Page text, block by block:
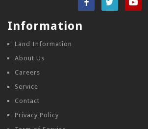
Information
Land Information
About Us
Careers
Service
Contact
Privacy Policy